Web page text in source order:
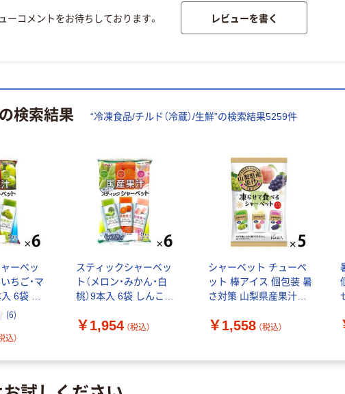
コメントをお待ちしております。 レビューを書く
の検索結果 “冷凍食品/チルド（冷蔵）/生鮮”の検索結果5259件
ーベッ
いちご・マ
6袋 し
ット ア
(6)
込）
スティックシャーベッ
ト（メロン・みかん・白
桃）9本入 6袋 しんこう
リーム 個包装
￥1,954 （税込）
シャーベット チューペ
ット 棒アイス 個包装 暑
さ対策 山梨県産果汁凍
ット 1セット（1個×5）
￥1,558 （税込）